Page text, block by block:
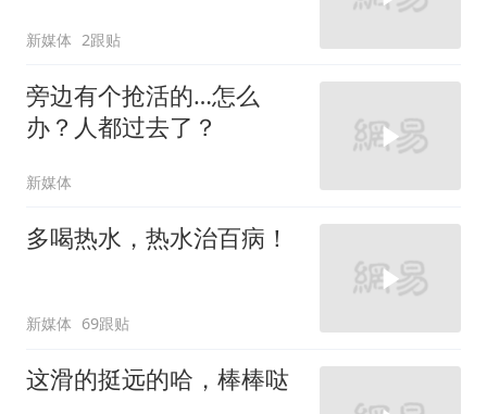
新媒体 2跟贴
旁边有个抢活的…怎么
办？人都过去了？
新媒体
多喝热水，热水治百病！
新媒体 69跟贴
这滑的挺远的哈，棒棒哒